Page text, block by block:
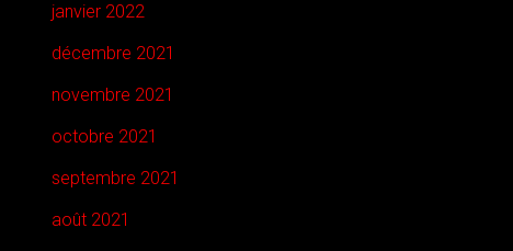
janvier 2022
décembre 2021
novembre 2021
octobre 2021
septembre 2021
août 2021